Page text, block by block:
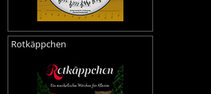
Rotkäppchen